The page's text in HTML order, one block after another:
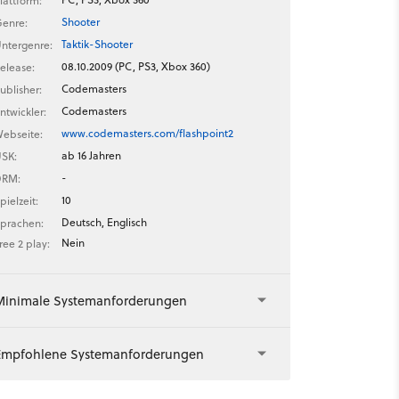
Shooter
Taktik-Shooter
08.10.2009 (PC, PS3, Xbox 360)
Codemasters
Codemasters
www.codemasters.com/flashpoint2
ab 16 Jahren
-
10
Deutsch, Englisch
2 play:
Nein
Systemanforderungen
Systemanforderungen